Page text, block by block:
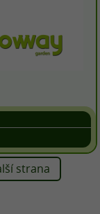
strana